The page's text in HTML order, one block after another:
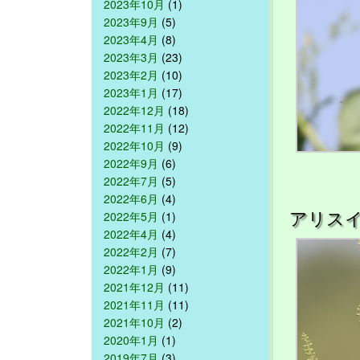
2023年10月 (1)
2023年9月 (5)
2023年4月 (8)
2023年3月 (23)
2023年2月 (10)
2023年1月 (17)
2022年12月 (18)
2022年11月 (12)
2022年10月 (9)
2022年9月 (6)
2022年7月 (5)
2022年6月 (4)
2022年5月 (1)
2022年4月 (4)
2022年2月 (7)
2022年1月 (9)
2021年12月 (11)
2021年11月 (11)
2021年10月 (2)
2020年1月 (1)
アリス